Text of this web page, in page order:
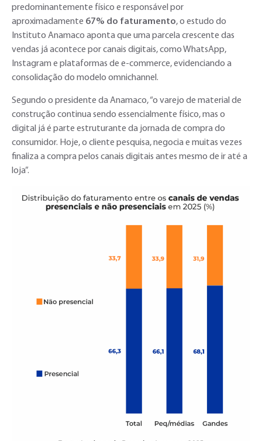
predominantemente físico e responsável por
aproximadamente 67% do faturamento, o estudo do
Instituto Anamaco aponta que uma parcela crescente das
vendas já acontece por canais digitais, como WhatsApp,
Instagram e plataformas de e-commerce, evidenciando a
consolidação do modelo omnichannel.
Segundo o presidente da Anamaco, “o varejo de material de
construção continua sendo essencialmente físico, mas o
digital já é parte estruturante da jornada de compra do
consumidor. Hoje, o cliente pesquisa, negocia e muitas vezes
finaliza a compra pelos canais digitais antes mesmo de ir até a
loja”.